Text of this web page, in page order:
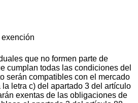
que no formen parte de
cumplan todas las condiciones del
serán compatibles con el mercado
letra c) del apartado 3 del artículo
exentas de las obligaciones de